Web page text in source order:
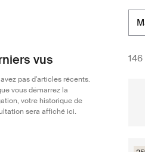
vus
pas d'articles récents.
vous démarrez la
votre historique de
sera affiché ici.